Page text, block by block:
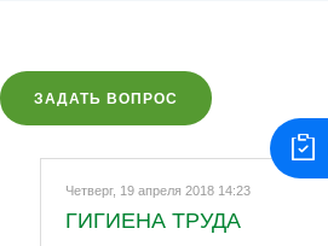
ЗАДАТЬ ВОПРОС
Четверг, 19 апреля 2018 14:23
ГИГИЕНА ТРУДА